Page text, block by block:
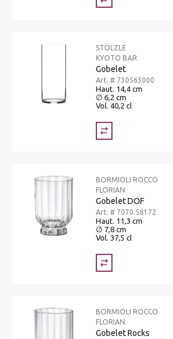
STÖLZLE
KYOTO BAR
Gobelet
Art. # 730563000
Haut. 14,4 cm
∅ 6,2 cm
Vol. 40,2 cl
BORMIOLI ROCCO
FLORIAN
Gobelet DOF
Art. # 7070.58172
Haut. 11,3 cm
∅ 7,8 cm
Vol. 37,5 cl
BORMIOLI ROCCO
FLORIAN
Gobelet Rocks